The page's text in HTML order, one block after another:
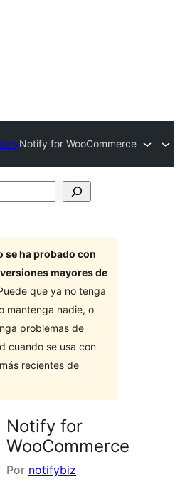
Notify for WooCommerce
se ha probado con
mayores de
que ya no tenga
mantenga nadie, o
problemas de
cuando se usa con
recientes de
Notify for
WooCommerce
Por notifybiz